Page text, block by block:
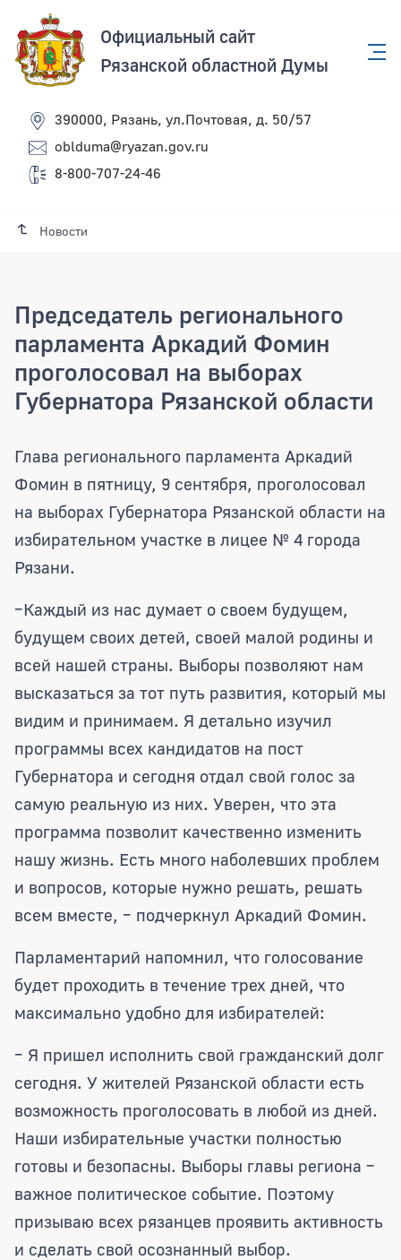
Официальный сайт
Рязанской областной Думы
390000, Рязань, ул.Почтовая, д. 50/57
oblduma@ryazan.gov.ru
8-800-707-24-46
Новости
Председатель регионального
парламента Аркадий Фомин
проголосовал на выборах
Губернатора Рязанской области
Председатель регионального
Глава регионального парламента Аркадий
Фомин в пятницу, 9 сентября, проголосовал
на выборах Губернатора Рязанской области на
избирательном участке в лицее № 4 города
Рязани.
–Каждый из нас думает о своем будущем,
будущем своих детей, своей малой родины и
всей нашей страны. Выборы позволяют нам
высказаться за тот путь развития, который мы
видим и принимаем. Я детально изучил
программы всех кандидатов на пост
Губернатора и сегодня отдал свой голос за
самую реальную из них. Уверен, что эта
программа позволит качественно изменить
нашу жизнь. Есть много наболевших проблем
и вопросов, которые нужно решать, решать
всем вместе, – подчеркнул Аркадий Фомин.
Парламентарий напомнил, что голосование
будет проходить в течение трех дней, что
максимально удобно для избирателей:
– Я пришел исполнить свой гражданский долг
сегодня. У жителей Рязанской области есть
возможность проголосовать в любой из дней.
Наши избирательные участки полностью
готовы и безопасны. Выборы главы региона –
важное политическое событие. Поэтому
призываю всех рязанцев проявить активность
и сделать свой осознанный выбор.